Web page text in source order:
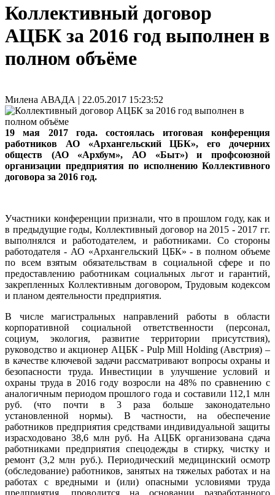
Коллективный договор
АЦБК за 2016 год выполнен в
полном объёме
Милена АВАДА | 22.05.2017 15:23:52
19 мая 2017 года. состоялась итоговая конференция
работников АО «Архангельский ЦБК», его дочерних
обществ (АО «Архбум», АО «Быт») и профсоюзной
организации предприятия по исполнению Коллективного
договора за 2016 год.
Участники конференции признали, что в прошлом году, как и
в предыдущие годы, Коллективный договор на 2015 - 2017 гг.
выполнялся и работодателем, и работниками. Со стороны
работодателя - АО «Архангельский ЦБК» - в полном объеме
по всем взятым обязательствам в социальной сфере и по
предоставлению работникам социальных льгот и гарантий,
закрепленных Коллективным договором, Трудовым кодексом
и планом деятельности предприятия.
В числе магистральных направлений работы в области
корпоративной социальной ответственности (персонал,
социум, экология, развитие территории присутствия),
руководство и акционер АЦБК - Pulp Mill Holding (Австрия) –
в качестве ключевой задачи рассматривают вопросы охраны и
безопасности труда. Инвестиции в улучшение условий и
охраны труда в 2016 году возросли на 48% по сравнению с
аналогичным периодом прошлого года и составили 112,1 млн
руб. (что почти в 3 раза больше законодательно
установленной нормы). В частности, на обеспечение
работников предприятия средствами индивидуальной защиты
израсходовано 38,6 млн руб. На АЦБК организована сдача
работниками предприятия спецодежды в стирку, чистку и
ремонт (3,2 млн руб.). Периодический медицинский осмотр
(обследование) работников, занятых на тяжелых работах и на
работах с вредными и (или) опасными условиями труда
предприятия, проводится на основании разработанного